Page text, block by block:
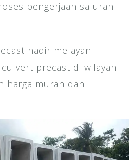
pengerjaan saluran
hadir melayani
precast di wilayah
harga murah dan